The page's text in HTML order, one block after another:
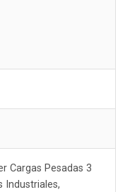
Cargas Pesadas 3
Industriales,